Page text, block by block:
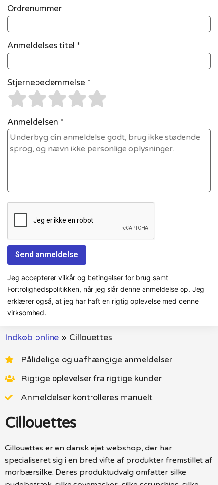
Ordrenummer
Anmeldelses titel *
Stjernebedømmelse *
Anmeldelsen *
Jeg accepterer vilkår og betingelser for brug samt
Fortrolighedspolitikken, når jeg slår denne anmeldelse op. Jeg
erklærer også, at jeg har haft en rigtig oplevelse med denne
virksomhed.
Indkøb online » Cillouettes
Pålidelige og uafhængige anmeldelser
Rigtige oplevelser fra rigtige kunder
Anmeldelser kontrolleres manuelt
Cillouettes
Cillouettes er en dansk ejet webshop, der har
specialiseret sig i en bred vifte af produkter fremstillet af
morbærsilke. Deres produktudvalg omfatter silke